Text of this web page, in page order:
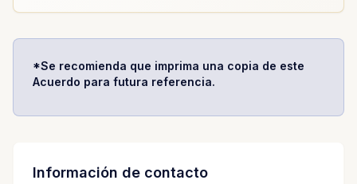
*Se recomienda que imprima una copia de este
Acuerdo para futura referencia.
Información de contacto